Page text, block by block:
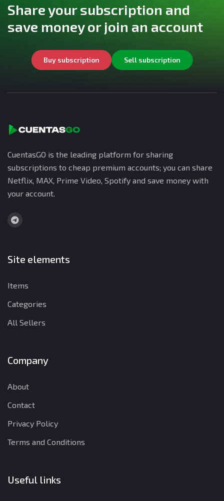
Share your subscription and
save money or join an account
Buy subscription Sell subscription
CuentasGO is the leading platform for sharing
subscriptions to cheap premium accounts; you can share
Netflix, MAX, Prime Video, Spotify and save money with
your account.
Site elements
Items
Categories
All Sellers
Company
About
Contact
Privacy Policy
Terms and Conditions
Useful links